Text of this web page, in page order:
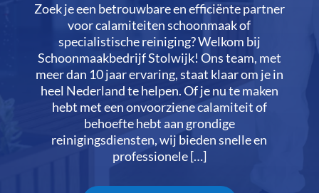
Zoek je een betrouwbare en efficiënte partner
voor calamiteiten schoonmaak of
specialistische reiniging? Welkom bij
Schoonmaakbedrijf Stolwijk! Ons team, met
meer dan 10 jaar ervaring, staat klaar om je in
heel Nederland te helpen.​ Of je nu te maken
hebt met een onvoorziene calamiteit of
behoefte hebt aan grondige
reinigingsdiensten, wij bieden snelle en
professionele […]